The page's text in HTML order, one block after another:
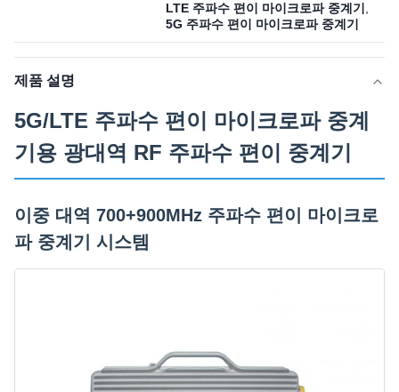
LTE 주파수 편이 마이크로파 중계기
5G 주파수 편이 마이크로파 중계기
제품 설명
5G/LTE 주파수 편이 마이크로파 중계
기용 광대역 RF 주파수 편이 중계기
이중 대역 700+900MHz 주파수 편이 마이크로
파 중계기 시스템